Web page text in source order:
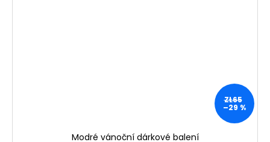
ZŁ65
–29 %
Modré vánoční dárkové balení